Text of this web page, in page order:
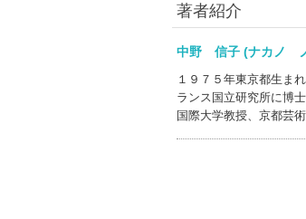
著者紹介
中野 信子 (ナカノ
１９７５年東京都生ま
ランス国立研究所に博
国際大学教授、京都芸